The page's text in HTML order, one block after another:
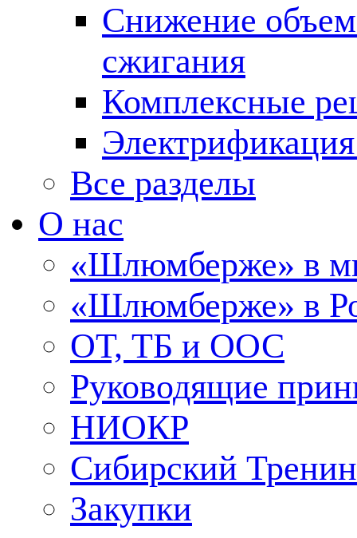
Снижение
сжигания
Комплексные
Все разделы
О нас
«Шлюмберже» в
«Шлюмберже» в
ОТ, ТБ и ООС
Руководящие
НИОКР
Сибирский
Закупки